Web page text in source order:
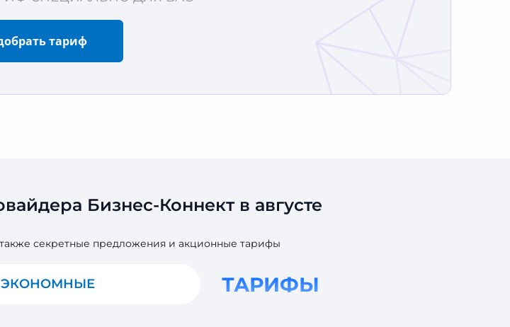
тариф
Бизнес-Коннект в августе
секретные предложения и акционные тарифы
ЭКОНОМНЫЕ ТАРИФЫ